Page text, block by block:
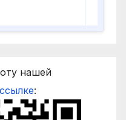
нашей
ссылке: